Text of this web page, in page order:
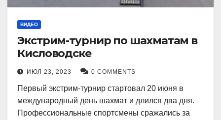
ВИДЕО
Экстрим-турнир по шахматам в
Кисловодске
ИЮЛ 23, 2023 0 COMMENTS
Первый экстрим-турнир стартовал 20 июня в
международный день шахмат и длился два дня.
Профессиональные спортсмены сражались за